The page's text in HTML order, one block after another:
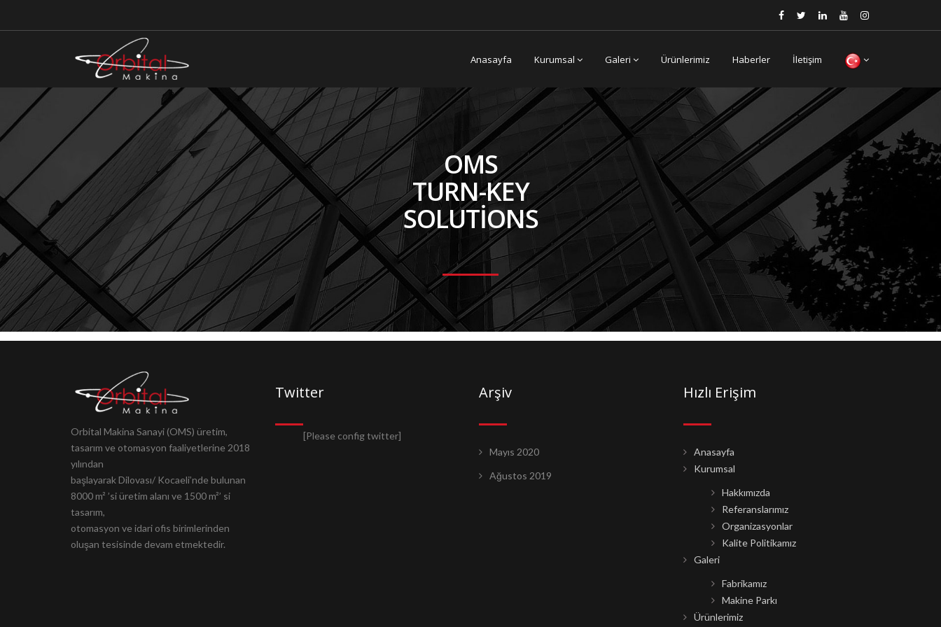
Anasayfa Kurumsal Galeri Ürünlerimiz Haberler İletişim
OMS
TURN-KEY
SOLUTIONS
Orbital Makina Sanayi (OMS) üretim,
tasarım ve otomasyon faaliyetlerine 2018
yılından
başlayarak Dilovası/ Kocaeli’nde bulunan
8000 m² ’si üretim alanı ve 1500 m²’ si
tasarım,
otomasyon ve idari ofis birimlerinden
oluşan tesisinde devam etmektedir.
Twitter
[Please config twitter]
Arşiv
Mayıs 2020
Ağustos 2019
Hızlı Erişim
Anasayfa
Kurumsal
Hakkımızda
Referanslarımız
Organizasyonlar
Kalite Politikamız
Galeri
Fabrikamız
Makine Parkı
Ürünlerimiz